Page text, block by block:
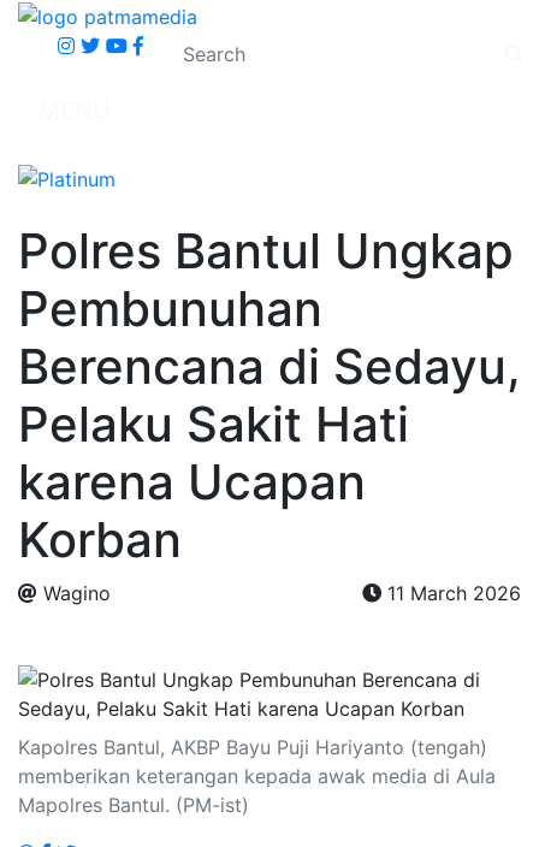
Polres Bantul Ungkap
Pembunuhan
Berencana di Sedayu,
Pelaku Sakit Hati
karena Ucapan
Korban
Wagino
11 March 2026
Kapolres Bantul, AKBP Bayu Puji Hariyanto (tengah)
memberikan keterangan kepada awak media di Aula
Mapolres Bantul. (PM-ist)